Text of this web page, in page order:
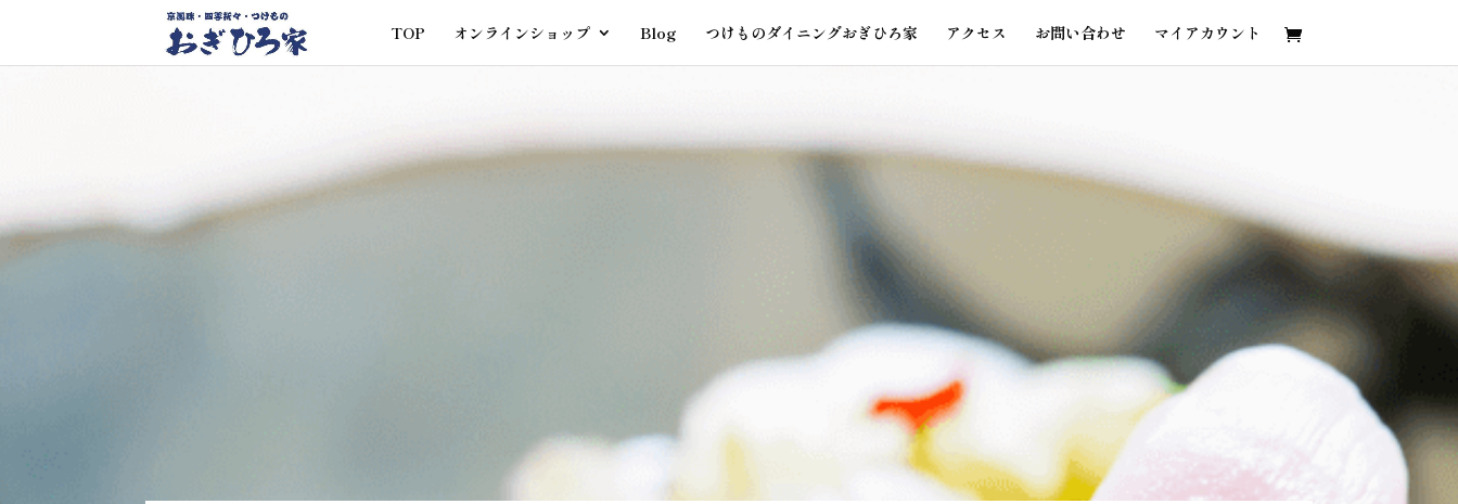
TOP オンラインショップ Blog つけものダイニングおぎひろ家 アクセス お問い合わせ マイアカウント